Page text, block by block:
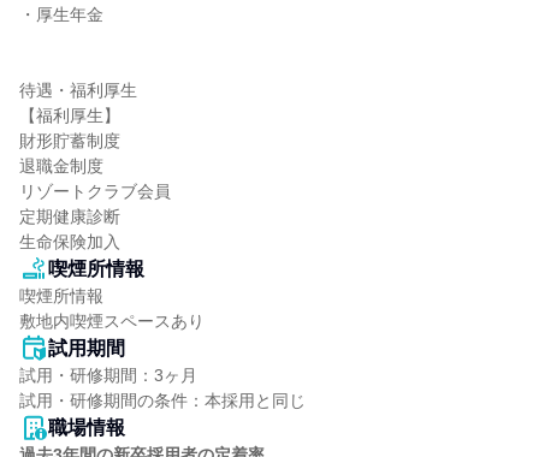
・厚生年金
待遇・福利厚生
【福利厚生】
財形貯蓄制度
退職金制度
リゾートクラブ会員
定期健康診断
生命保険加入
喫煙所情報
喫煙所情報
敷地内喫煙スペースあり
試用期間
試用・研修期間：3ヶ月
職場情報